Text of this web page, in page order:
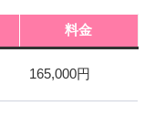
料金
165,000円